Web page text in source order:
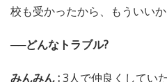
校も受かったから、もういいか
──どんなトラブル?
みんみん :3人で仲良くしてい